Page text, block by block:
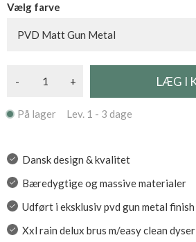
Vælg farve
PVD Matt Gun Metal
- +
På lager Lev. 1 - 3 dage
Dansk design & kvalitet
Bæredygtige og massive materialer
Udført i eksklusiv pvd gun metal finish
Xxl rain delux brus m/easy clean dyser